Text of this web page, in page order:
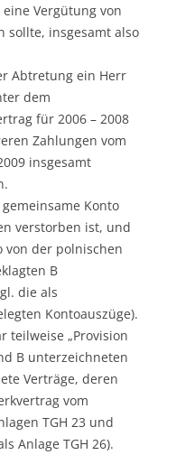
Vergütung von
sollte, insgesamt also
Abtretung ein Herr
dem
für 2006 – 2008
Zahlungen vom
insgesamt
Konto
verstorben ist, und
von der polnischen
B
die als
Kontoauszüge).
teilweise „Provision
B unterzeichneten
Verträge, deren
vom
TGH 23 und
Anlage TGH 26).